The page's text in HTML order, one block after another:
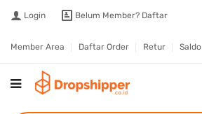
Login Belum Member? Daftar
Member Area Daftar Order Retur Saldo